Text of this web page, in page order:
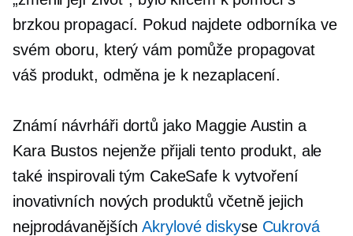
brzkou propagací. Pokud najdete odborníka ve
svém oboru, který vám pomůže propagovat
váš produkt, odměna je k nezaplacení.
Známí návrháři dortů jako Maggie Austin a
Kara Bustos nejenže přijali tento produkt, ale
také inspirovali tým CakeSafe k vytvoření
inovativních nových produktů včetně jejich
nejprodávanějšíchAkrylové diskyse Cukrová